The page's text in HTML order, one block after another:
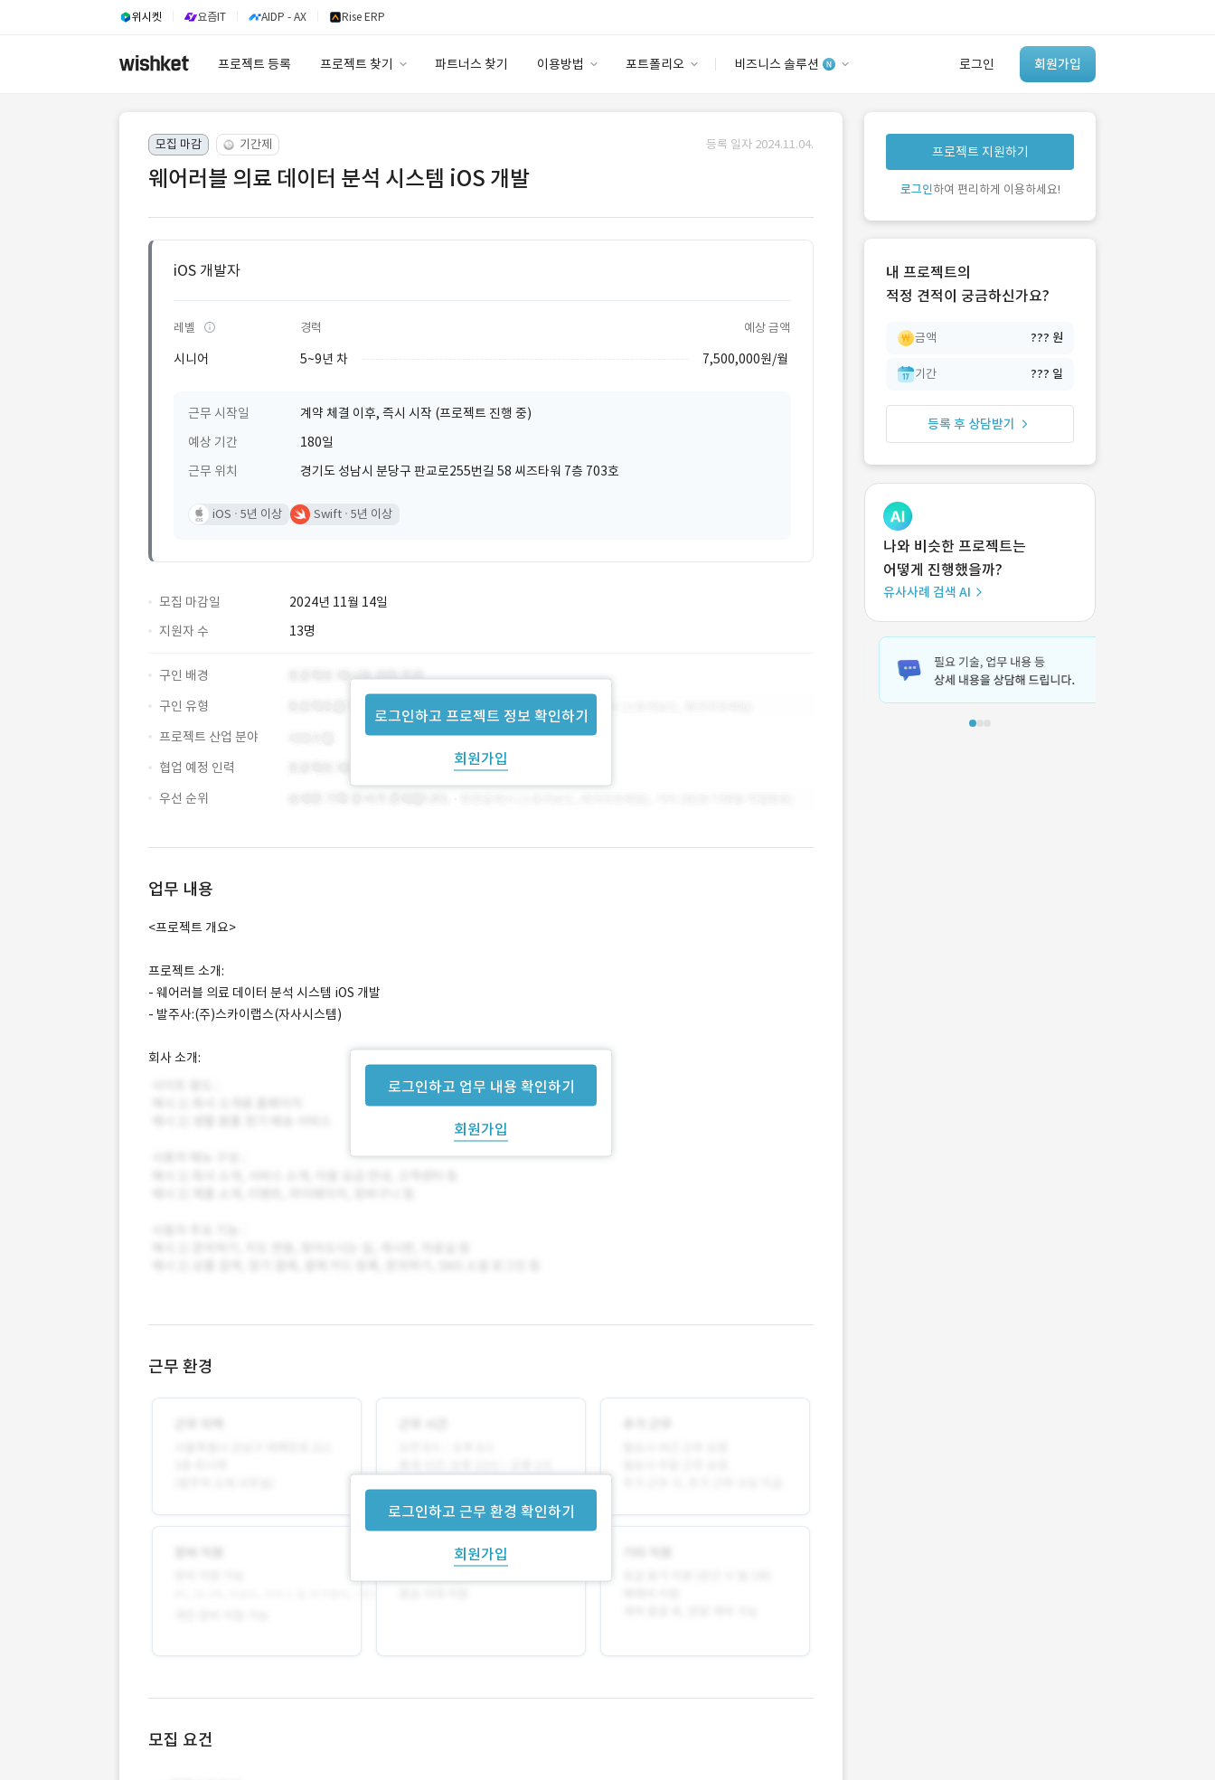
위시켓 요즘IT AIDP - AX Rise ERP
프로젝트 등록 프로젝트 찾기 파트너스 찾기 이용방법 포트폴리오 비즈니스 솔루션 로그인 회원가입
안심 코드 케어
유사사례 검색 AI
‘이런 거’ 만들어본
개발 회사 있어?
모집 마감 기간제 등록 일자 2024.11.04.
웨어러블 의료 데이터 분석 시스템 iOS 개발
iOS 개발자
레벨 경력 예상 금액
시니어 5~9년 차 7,500,000원/월
근무 시작일
계약 체결 이후, 즉시 시작 (프로젝트 진행 중)
예상 기간
180일
근무 위치
경기도 성남시 분당구 판교로255번길 58 씨즈타워 7층 703호
iOS 5년 이상 Swift 5년 이상
모집 마감일
2024년 11월 14일
지원자 수
13명
로그인하고 프로젝트 정보 확인하기
회원가입
구인 배경
구인 유형
프로젝트 산업 분야
협업 예정 인력
우선 순위
업무 내용
로그인하고 업무 내용 확인하기
회원가입
<프로젝트 개요>
프로젝트 소개:
- 웨어러블 의료 데이터 분석 시스템 iOS 개발
- 발주사:(주)스카이랩스(자사시스템)
회사 소개:
근무 환경
로그인하고 근무 환경 확인하기
회원가입
모집 요건
프로젝트 지원하기
로그인하여 편리하게 이용하세요!
내 프로젝트의
적정 견적이 궁금하신가요?
금액 ??? 원
기간 ??? 일
등록 후 상담받기
나와 비슷한 프로젝트는
어떻게 진행했을까?
유사사례 검색 AI